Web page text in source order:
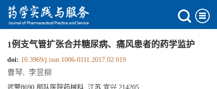
1例支气管扩张合并糖尿病、痛风患者的药学监护
doi: 10.3969/j.issn.1006-0111.2017.02.019
曹琴, 李昱柳
武警8690 部队医院药械科, 江苏 宜兴 214205